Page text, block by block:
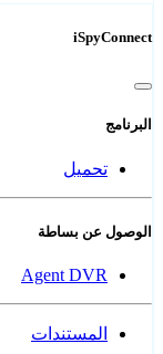
iSpyConnect
البرنامج
تحميل
الوصول عن بساطة
Agent DVR
المستندات